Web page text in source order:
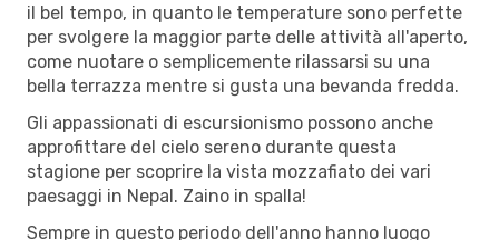
il bel tempo, in quanto le temperature sono perfette
per svolgere la maggior parte delle attività all'aperto,
come nuotare o semplicemente rilassarsi su una
bella terrazza mentre si gusta una bevanda fredda.
Gli appassionati di escursionismo possono anche
approfittare del cielo sereno durante questa
stagione per scoprire la vista mozzafiato dei vari
paesaggi in Nepal. Zaino in spalla!
Sempre in questo periodo dell'anno hanno luogo